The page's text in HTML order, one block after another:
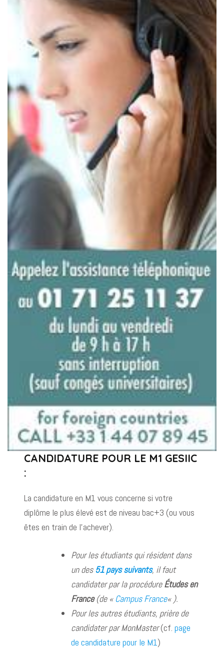
CANDIDATURE POUR LE M1 GESIIC
:
La candidature en M1 vous concerne si votre
diplôme le plus élevé est de niveau bac+3 (ou vous
êtes en train de l’achever).
Pour les étudiants qui résident dans
un des 51 pays suivants, il faut
candidaterpar la procédureÉtudes en
France(de « Campus France« ).
Pour les autres étudiants, prière de
candidater par MonMaster(cf.page
de candidature pour le M1)